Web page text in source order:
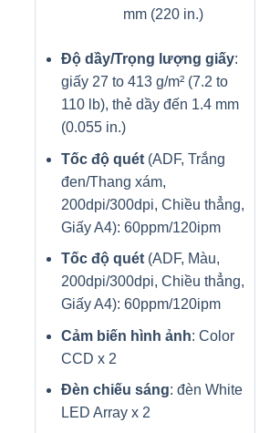
mm (220 in.)
Độ dầy/Trọng lượng giấy:
giấy 27 to 413 g/m² (7.2 to
110 lb), thẻ dầy đến 1.4 mm
(0.055 in.)
Tốc độ quét (ADF, Trắng
đen/Thang xám,
200dpi/300dpi, Chiều thẳng,
Giấy A4): 60ppm/120ipm
Tốc độ quét (ADF, Màu,
200dpi/300dpi, Chiều thẳng,
Giấy A4): 60ppm/120ipm
Cảm biến hình ảnh: Color
CCD x 2
Đèn chiếu sáng: đèn White
LED Array x 2